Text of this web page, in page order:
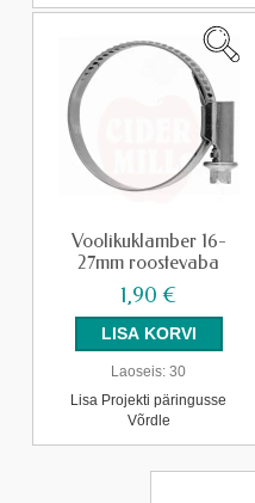
Voolikuklamber 16-
27mm roostevaba
1,90 €
Laoseis: 30
Lisa Projekti päringusse
Võrdle